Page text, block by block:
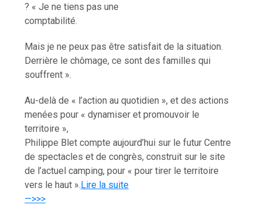
? « Je ne tiens pas une
comptabilité.
Mais je ne peux pas être satisfait de la situation.
Derrière le chômage, ce sont des familles qui
souffrent ».
Au-delà de « l’action au quotidien », et des actions
menées pour « dynamiser et promouvoir le
territoire »,
Philippe Blet compte aujourd’hui sur le futur Centre
de spectacles et de congrès, construit sur le site
de l’actuel camping, pour « pour tirer le territoire
vers le haut ».Lire la suite
—>>>